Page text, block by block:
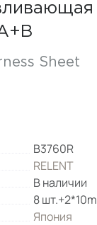
Sheet
B3760R
RELENT
В наличии
8
Япония